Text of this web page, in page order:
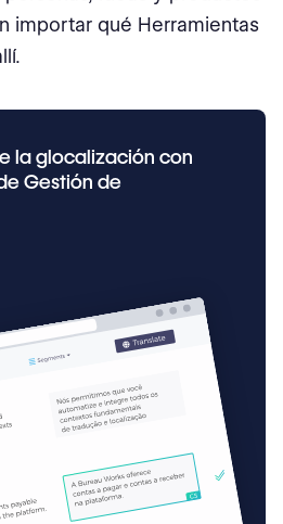
importar qué Herramientas
la glocalización con
Gestión de